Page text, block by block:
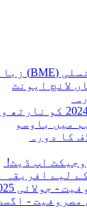
میں باوسو
کا دورہ